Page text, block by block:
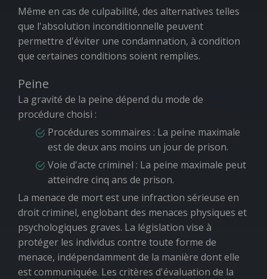
Même en cas de culpabilité, des alternatives telles
que l'absolution inconditionnelle peuvent
permettre d'éviter une condamnation, à condition
que certaines conditions soient remplies.
Peine
La gravité de la peine dépend du mode de
procédure choisi :
Procédures sommaires : La peine maximale
est de deux ans moins un jour de prison.
Voie d'acte criminel : La peine maximale peut
atteindre cinq ans de prison.
La menace de mort est une infraction sérieuse en
droit criminel, englobant des menaces physiques et
psychologiques graves. La législation vise à
protéger les individus contre toute forme de
menace, indépendamment de la manière dont elle
est communiquée. Les critères d'évaluation de la